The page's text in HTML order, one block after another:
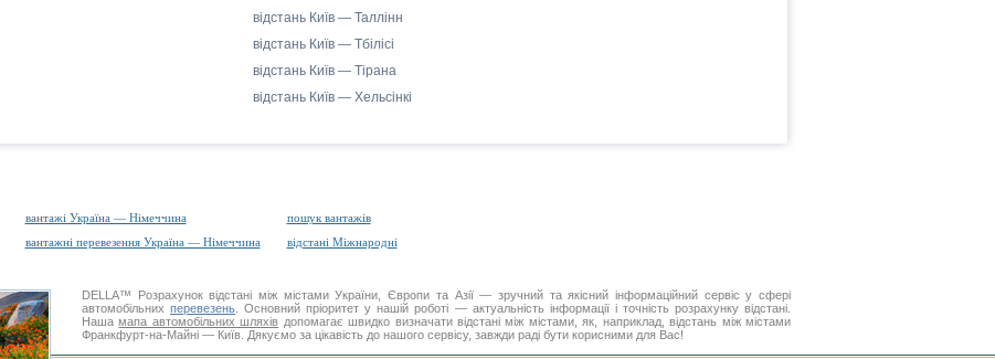
відстань Київ — Таллінн
відстань Київ — Тбілісі
відстань Київ — Тірана
відстань Київ — Хельсінкі
вантажі Україна — Німеччина
пошук вантажів
вантажні перевезення Україна — Німеччина відстані Міжнародні
DELLA™ Розрахунок відстані між містами України, Європи та Азії — зручний та якісний інформаційний сервіс у сфері
автомобільнихперевезень . Основний пріоритет у нашій роботі — актуальність інформації і точність розрахунку відстані.
Нашамапа автомобільних шляхів допомагає швидко визначати відстані між містами, як, наприклад, відстань між містами
Франкфурт-на-Майні — Київ. Дякуємо за цікавість до нашого сервісу, завжди раді бути корисними для Вас!